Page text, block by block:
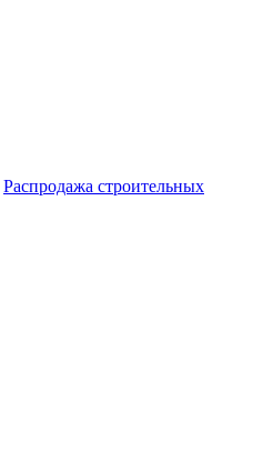
Распродажа строительных